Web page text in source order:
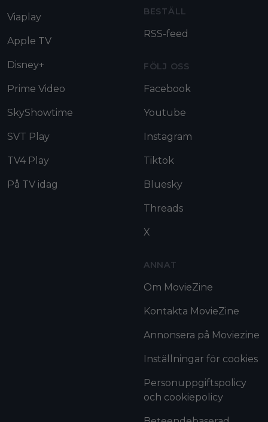
Viaplay
Apple TV
Disney+
Prime Video
SkyShowtime
SVT Play
TV4 Play
På TV idag
BESTÄLL
RSS-feed
FÖLJ OSS
Facebook
Youtube
Instagram
Tiktok
Bluesky
Threads
X
ANNAT
Om MovieZine
Kontakta MovieZine
Annonsera på Moviezine
Inställningar för cookies
Personuppgiftspolicy
och cookiepolicy